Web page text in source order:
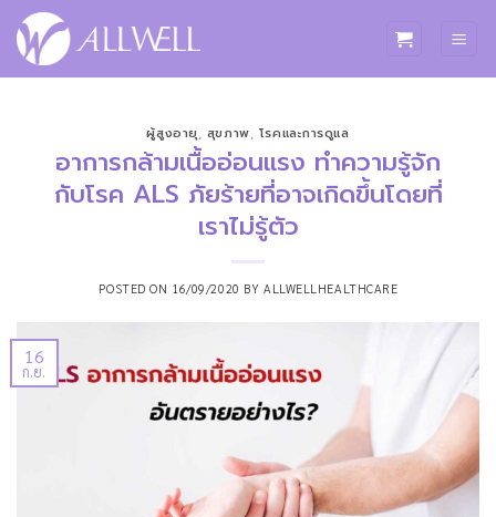
ข้าม
ไป
ผู้สูงอายุ, สุขภาพ, โรคและการดูแล
อาการกล้ามเนื้ออ่อนแรง ทำความรู้จัก
กับโรค ALS ภัยร้ายที่อาจเกิดขึ้นโดยที่
เราไม่รู้ตัว
POSTED ON 16/09/2020 BY ALLWELLHEALTHCARE
16
ก.ย.